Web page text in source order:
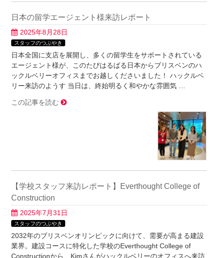
日本の留学エージェント様来訪レポート
2025年8月28日
スタッフのつぶやき
日本全国に支店を展開し、多くの留学生をサポートされている
エージェント様が、このたびはるばる日本からブリスベンのハ
ックルベリーオフィスまでお越しくださいました！ ハックルベ
リー来訪のようす 当日は、終始明るく和やかな雰囲気 …
この記事を読む
【学校スタッフ来訪レポート】Everthought College of
Construction
2025年7月31日
スタッフのつぶやき
2032年のブリスベンオリンピックに向けて、需要が高まる建設
業界。建設コースに特化した学校のEverthought College of
Constructionから、Kimさんがハックルベリーのオフィスへ来訪